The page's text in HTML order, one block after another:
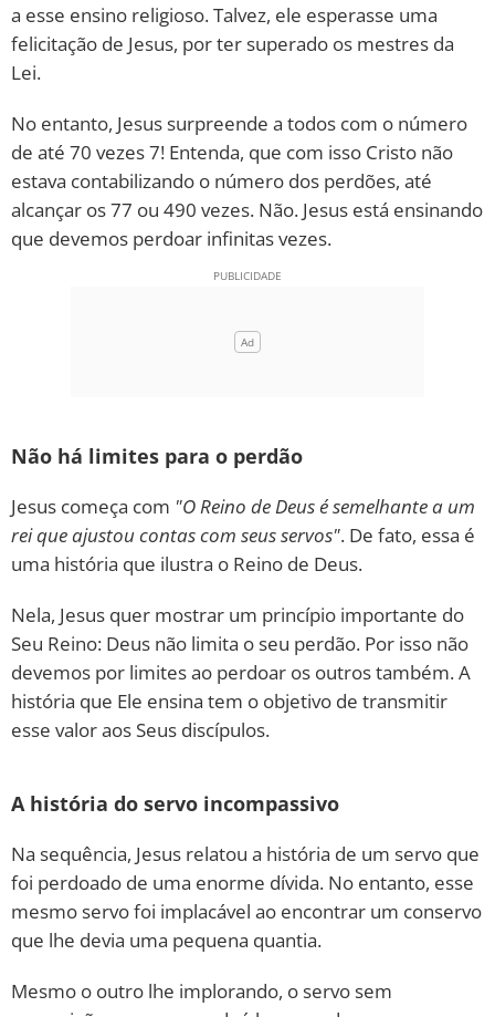
a esse ensino religioso. Talvez, ele esperasse uma
felicitação de Jesus, por ter superado os mestres da
Lei.
No entanto, Jesus surpreende a todos com o número
de até 70 vezes 7! Entenda, que com isso Cristo não
estava contabilizando o número dos perdões, até
alcançar os 77 ou 490 vezes. Não. Jesus está ensinando
que devemos perdoar infinitas vezes.
Não há limites para o perdão
Jesus começa com "O Reino de Deus é semelhante a um
rei que ajustou contas com seus servos". De fato, essa é
uma história que ilustra o Reino de Deus.
Nela, Jesus quer mostrar um princípio importante do
Seu Reino: Deus não limita o seu perdão. Por isso não
devemos por limites ao perdoar os outros também. A
história que Ele ensina tem o objetivo de transmitir
esse valor aos Seus discípulos.
A história do servo incompassivo
Na sequência, Jesus relatou a história de um servo que
foi perdoado de uma enorme dívida. No entanto, esse
mesmo servo foi implacável ao encontrar um conservo
que lhe devia uma pequena quantia.
Mesmo o outro lhe implorando, o servo sem